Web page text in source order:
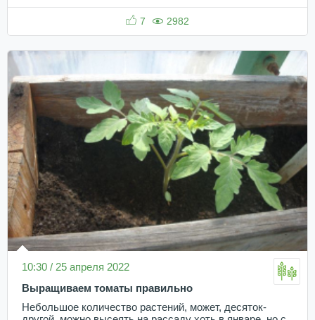
7 2982
10:30 / 25 апреля 2022
Выращиваем томаты правильно
Небольшое количество растений, может, десяток-